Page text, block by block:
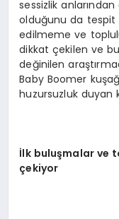
sessizlik
olduğunu da tespit
edilmeme ve
dikkat çekilen ve
değinilen
Baby Boomer
huzursuzluk duyan
İlk buluşmalar ve
çekiyor